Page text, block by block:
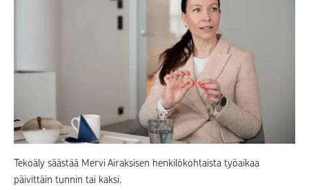
Tekoäly säästää Mervi Airaksisen henkilökohtaista työaikaa
päivittäin tunnin tai kaksi.